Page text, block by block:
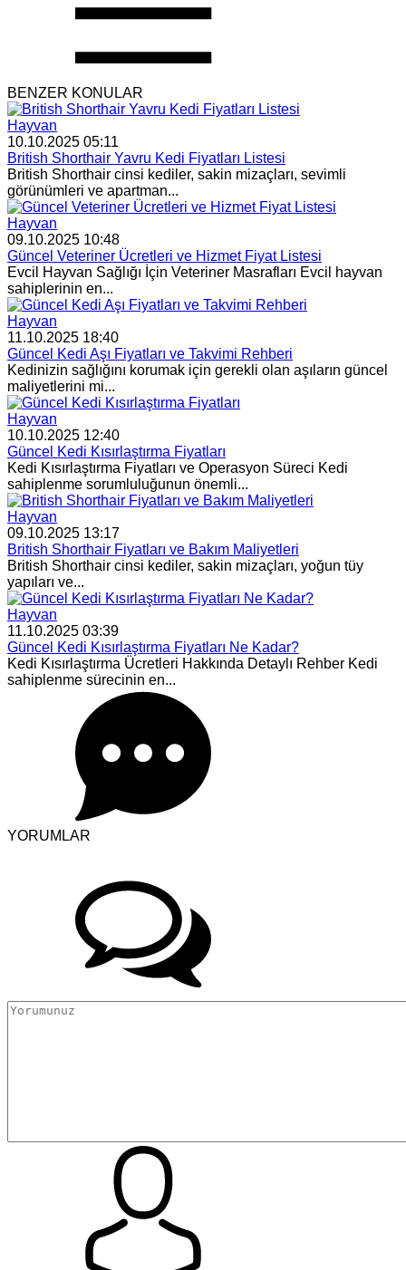
BENZER KONULAR
Hayvan
10.10.2025 05:11
British Shorthair Yavru Kedi Fiyatları Listesi
British Shorthair cinsi kediler, sakin mizaçları, sevimli
görünümleri ve apartman...
Hayvan
09.10.2025 10:48
Güncel Veteriner Ücretleri ve Hizmet Fiyat Listesi
Evcil Hayvan Sağlığı İçin Veteriner Masrafları Evcil hayvan
sahiplerinin en...
Hayvan
11.10.2025 18:40
Güncel Kedi Aşı Fiyatları ve Takvimi Rehberi
Kedinizin sağlığını korumak için gerekli olan aşıların güncel
maliyetlerini mi...
Hayvan
10.10.2025 12:40
Güncel Kedi Kısırlaştırma Fiyatları
Kedi Kısırlaştırma Fiyatları ve Operasyon Süreci Kedi
sahiplenme sorumluluğunun önemli...
Hayvan
09.10.2025 13:17
British Shorthair Fiyatları ve Bakım Maliyetleri
British Shorthair cinsi kediler, sakin mizaçları, yoğun tüy
yapıları ve...
Hayvan
11.10.2025 03:39
Güncel Kedi Kısırlaştırma Fiyatları Ne Kadar?
Kedi Kısırlaştırma Ücretleri Hakkında Detaylı Rehber Kedi
sahiplenme sürecinin en...
YORUMLAR